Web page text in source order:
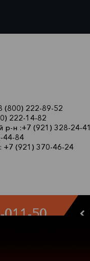
(800) 222-89-52
222-14-82
р-н :+7 (921) 328-24-41
44-84
+7 (921) 370-46-24
50